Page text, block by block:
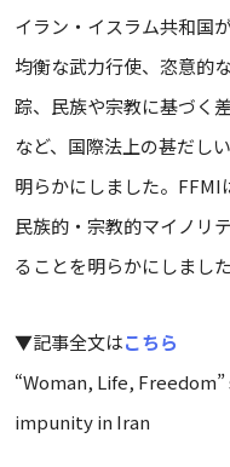
イラン・イスラム共和国
均衡な武力行使、恣意的
踪、民族や宗教に基づく
など、国際法上の甚だし
明らかにしました。FFMI
民族的・宗教的マイノリ
ることを明らかにしました
▼記事全文はこちら
“Woman, Life,
impunity in Iran